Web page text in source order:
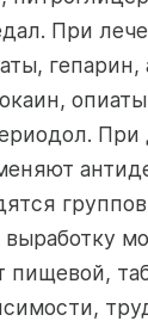
При
гепарин,
При
пищевой,